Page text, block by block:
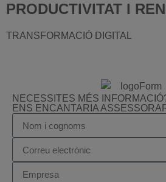
PRODUCTIVITAT I
TRANSFORMACIÓ DIGITAL
NECESSITES MÉS
ENS ENCANTARIA